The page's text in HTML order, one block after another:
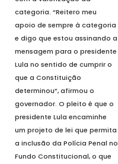
categoria. “Reitero meu
apoio de sempre à categoria
e digo que estou assinando a
mensagem para o presidente
Lula no sentido de cumprir o
que a Constituição
determinou”, afirmou o
governador. O pleito é que o
presidente Lula encaminhe
um projeto de lei que permita
a inclusão da Polícia Penal no
Fundo Constitucional, o que